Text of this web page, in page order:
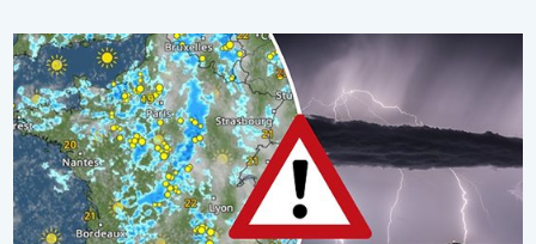
Dégradation orageuse attendue mardi. Changement de